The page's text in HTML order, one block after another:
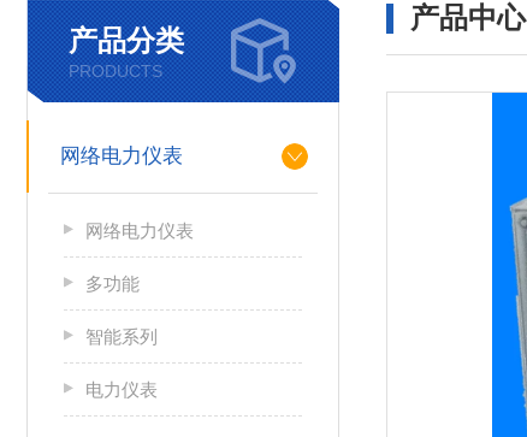
产品分类
PRODUCTS
网络电力仪表
网络电力仪表
多功能
智能系列
电力仪表
产品中心